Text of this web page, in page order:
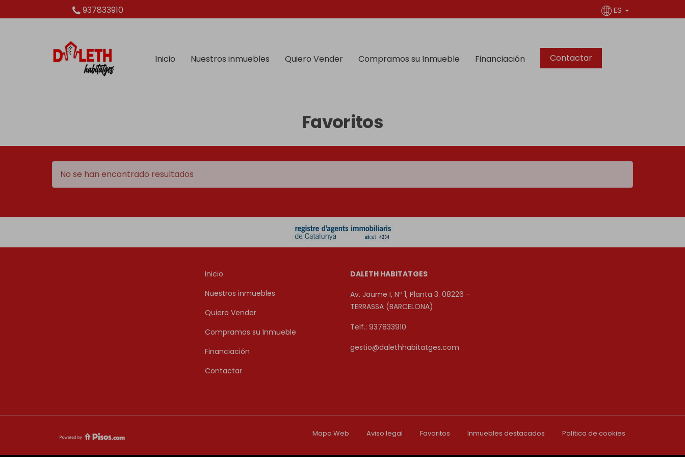
937833910 ES
Inicio Nuestros inmuebles Quiero Vender Compramos su Inmueble Financiación Contactar
Favoritos
No se han encontrado resultados
Inicio
Nuestros inmuebles
Quiero Vender
Compramos su Inmueble
Financiación
Contactar
DALETH HABITATGES
Av. Jaume I, Nº 1, Planta 3. 08226 -
TERRASSA (BARCELONA)
Telf.: 937833910
gestio@dalethhabitatges.com
Mapa Web Aviso legal Favoritos Inmuebles destacados Política de cookies